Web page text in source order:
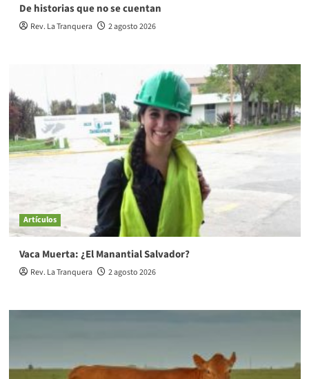
De historias que no se cuentan
Rev. La Tranquera 2 agosto 2026
Artículos
Vaca Muerta: ¿El Manantial Salvador?
Rev. La Tranquera 2 agosto 2026